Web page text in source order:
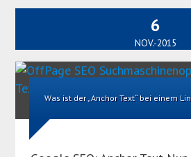
6
NOV.-2015
Was ist der „Anchor Text“ bei einem